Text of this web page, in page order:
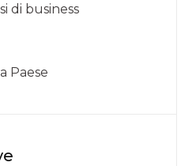
di business
Paese